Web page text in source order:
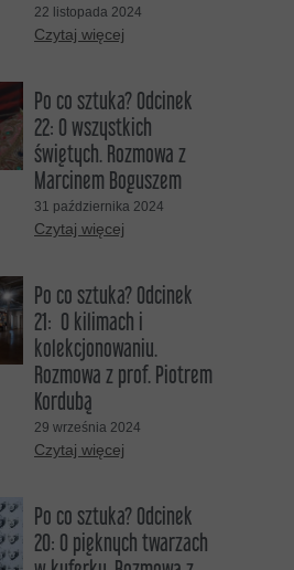
22 listopada 2024
Czytaj więcej
Po co sztuka? Odcinek
22: O wszystkich
świętych. Rozmowa z
Marcinem Boguszem
31 października 2024
Czytaj więcej
Po co sztuka? Odcinek
21: O kilimach i
kolekcjonowaniu.
Rozmowa z prof. Piotrem
Kordubą
29 września 2024
Czytaj więcej
Po co sztuka? Odcinek
20: O pięknych twarzach